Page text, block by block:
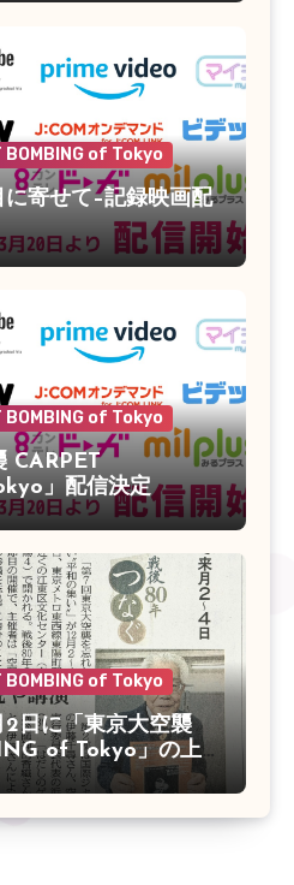
BOMBING of Tokyo
に寄せて–記録映画配
BOMBING of Tokyo
CARPET
」配信決定
BOMBING of Tokyo
2日に「東京大空襲
of Tokyo」の上